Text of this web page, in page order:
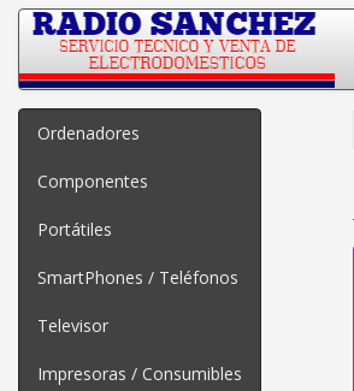
Ordenadores
Componentes
Portátiles
SmartPhones / Teléfonos
Televisor
Impresoras / Consumibles